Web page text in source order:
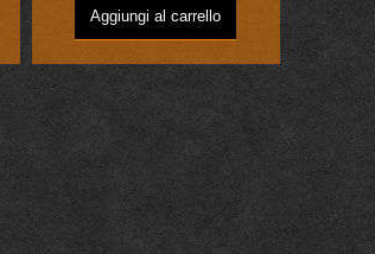
Aggiungi al carrello